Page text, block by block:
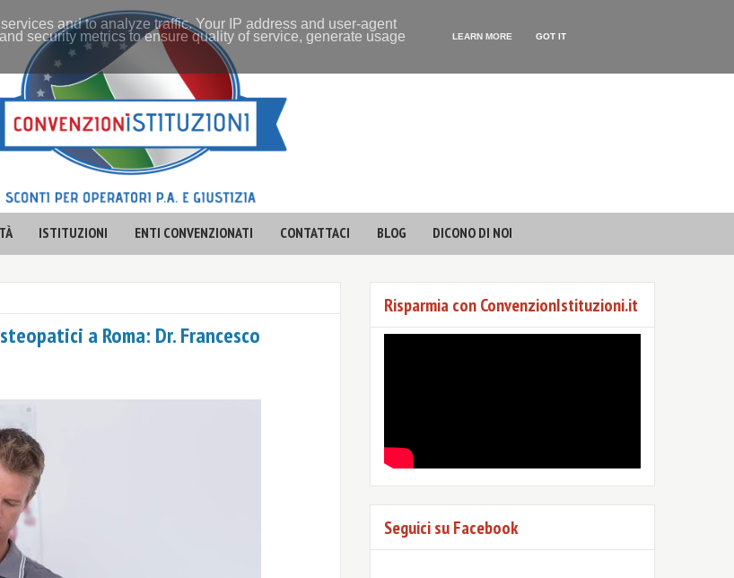
ISTITUZIONI ENTI CONVENZIONATI CONTATTACI BLOG DICONO DI NOI
a Roma: Dr. Francesco
Risparmia con ConvenzionIstituzioni.it
Seguici su Facebook
and to analyze traffic. Your IP address and user-agent
security metrics to ensure quality of service, generate usage
LEARN MORE GOT IT